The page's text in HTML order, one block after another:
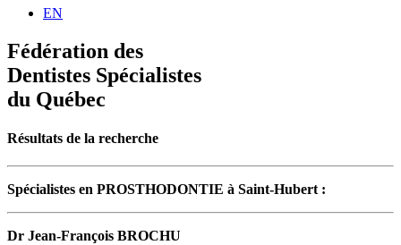
EN
Fédération des
Dentistes Spécialistes
du Québec
Résultats de la recherche
Spécialistes en PROSTHODONTIE à Saint-Hubert :
Dr Jean-François BROCHU